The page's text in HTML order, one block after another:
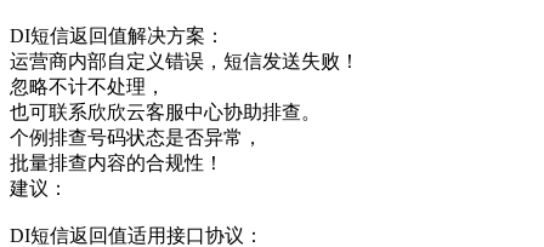
DI短信返回值解决方案：
运营商内部自定义错误，短信发送失败！
忽略不计不处理，
也可联系欣欣云客服中心协助排查。
个例排查号码状态是否异常，
批量排查内容的合规性！
建议：
DI短信返回值适用接口协议：